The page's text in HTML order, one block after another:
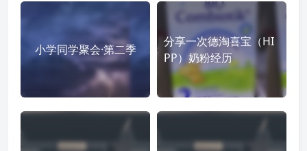
小学同学聚会·第二季
分享一次德淘喜宝（HI
PP）奶粉经历